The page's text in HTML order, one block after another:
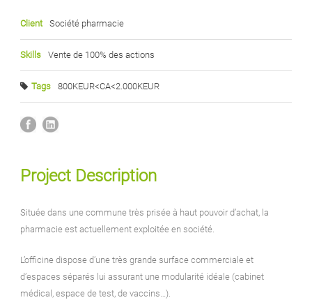
Client Société pharmacie
Skills Vente de 100% des actions
Tags 800KEUR<CA<2.000KEUR
Project Description
Située dans une commune très prisée à haut pouvoir d’achat, la
pharmacie est actuellement exploitée en société.
L’officine dispose d’une très grande surface commerciale et
d’espaces séparés lui assurant une modularité idéale (cabinet
médical, espace de test, de vaccins…).